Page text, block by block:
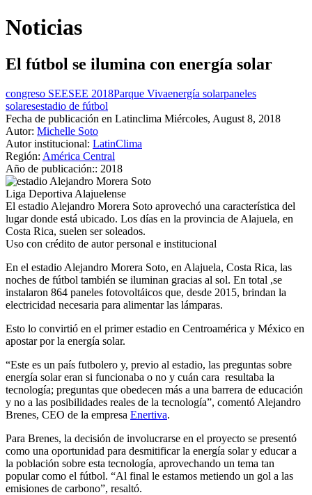
Noticias
El fútbol se ilumina con energía solar
congreso SEESEE 2018Parque Vivaenergía solarpaneles
solaresestadio de fútbol
Fecha de publicación en Latinclima Miércoles, August 8, 2018
Autor: Michelle Soto
Autor institucional: LatinClima
Región: América Central
Año de publicación:: 2018
Liga Deportiva Alajuelense
El estadio Alejandro Morera Soto aprovechó una característica del
lugar donde está ubicado. Los días en la provincia de Alajuela, en
Costa Rica, suelen ser soleados.
Uso con crédito de autor personal e institucional
En el estadio Alejandro Morera Soto, en Alajuela, Costa Rica, las
noches de fútbol también se iluminan gracias al sol. En total ,se
instalaron 864 paneles fotovoltáicos que, desde 2015, brindan la
electricidad necesaria para alimentar las lámparas.
Esto lo convirtió en el primer estadio en Centroamérica y México en
apostar por la energía solar.
“Este es un país futbolero y, previo al estadio, las preguntas sobre
energía solar eran si funcionaba o no y cuán cara resultaba la
tecnología; preguntas que obedecen más a una barrera de educación
y no a las posibilidades reales de la tecnología”, comentó Alejandro
Brenes, CEO de la empresa Enertiva.
Para Brenes, la decisión de involucrarse en el proyecto se presentó
como una oportunidad para desmitificar la energía solar y educar a
la población sobre esta tecnología, aprovechando un tema tan
popular como el fútbol. “Al final le estamos metiendo un gol a las
emisiones de carbono”, resaltó.